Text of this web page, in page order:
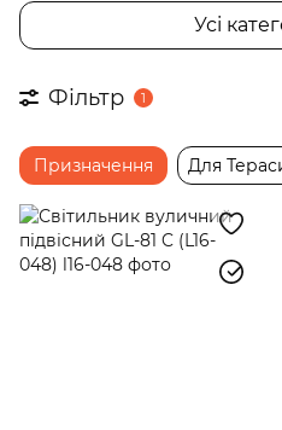
Тротуарні світильники
Настінні вуличні
Консольні світильники
Усі
Фільтр 1
Призначення Для